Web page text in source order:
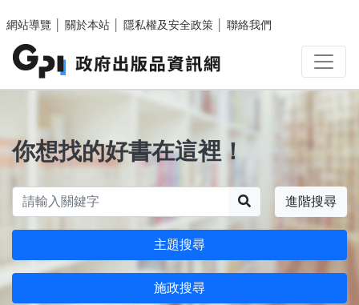
網站導覽
關於本站 隱私權及安全政策 聯絡我們
你想找的好書在這裡！
進階搜尋
主題搜尋
施政搜尋